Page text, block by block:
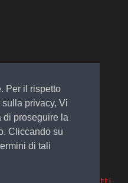
Per il rispetto
privacy, Vi
di proseguire la
Cliccando su
di tali
Contatti